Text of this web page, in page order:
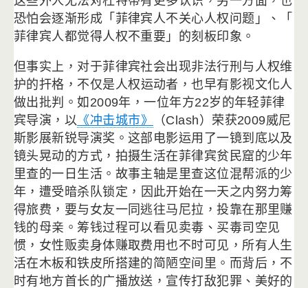
恐怕会逐渐形成「菲律宾人不关心人权问题」、「
菲律宾人都觉得人权不重要」的刻板印象。
但事实上，对于菲律宾社会出现非法行刑与人权维
护的扞格， 不仅是人权运动者，也早有影视文化人
做出批判。如2009年，一位年方22岁的年轻菲律
宾导演，以 《冲击城市》 （Clash）荣获2009威尼
斯影展新锐导演奖。这部电影运用了一镜到底以及
镜头晃动的方式， 拍摄生活在菲律宾贫民窟的少年
里查的一日生活。 故事主轴是里查这位混帮派的少
年，遭受暗杀队锁定， 因此开始在一天之内努力筹
得旅费，要与女友一同逃往马尼拉，投靠在那里赚
钱的母亲。筹钱过程可以看见卖毒、买毒司空见
惯， 女性贩卖身体赚取费用也不时可见， 所有人生
活在木板和铁皮所搭建的简陋空间里。而背后， 不
时有地方首长的广播放送，宣传打敌犯罪、美好的